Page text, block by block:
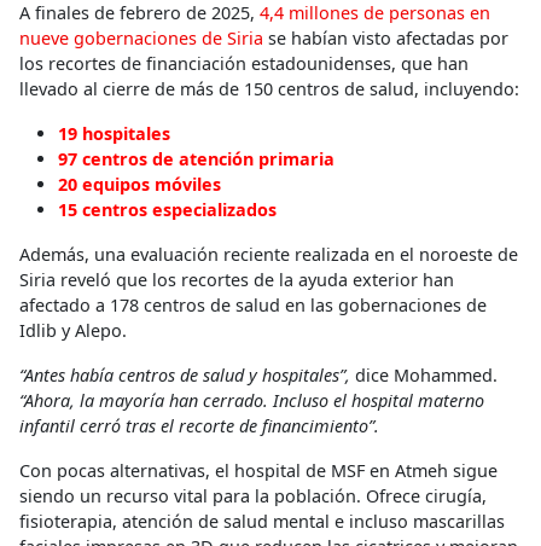
A finales de febrero de 2025, 4,4 millones de personas en
nueve gobernaciones de Siria se habían visto afectadas por
los recortes de financiación estadounidenses, que han
llevado al cierre de más de 150 centros de salud, incluyendo:
19 hospitales
97 centros de atención primaria
20 equipos móviles
15 centros especializados
Además, una evaluación reciente realizada en el noroeste de
Siria reveló que los recortes de la ayuda exterior han
afectado a 178 centros de salud en las gobernaciones de
Idlib y Alepo.
“Antes había centros de salud y hospitales”, dice Mohammed.
“Ahora, la mayoría han cerrado. Incluso el hospital materno
infantil cerró tras el recorte de financimiento”.
Con pocas alternativas, el hospital de MSF en Atmeh sigue
siendo un recurso vital para la población. Ofrece cirugía,
fisioterapia, atención de salud mental e incluso mascarillas